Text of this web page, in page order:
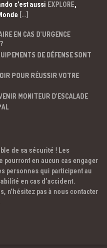
c’est aussi EXPLORE,
[…]
EN CAS D’URGENCE
DE DÉFENSE SONT
POUR RÉUSSIR VOTRE
MONITEUR D’ESCALADE
de sa sécurité ! Les
pourront en aucun cas engager
personnes qui participent au
en cas d’accident.
n’hésitez pas à nous contacter